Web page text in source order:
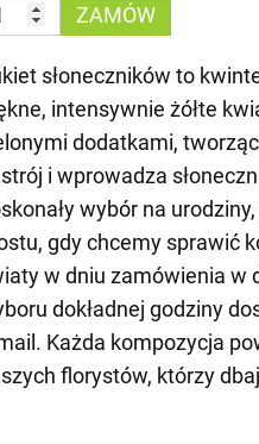
ZAMÓW
słoneczników to
intensywnie żółte
dodatkami,
i wprowadza
wybór na
gdy chcemy sprawić
w dniu zamówienia w
dokładnej godziny
Każda kompozycja
florystów, którzy